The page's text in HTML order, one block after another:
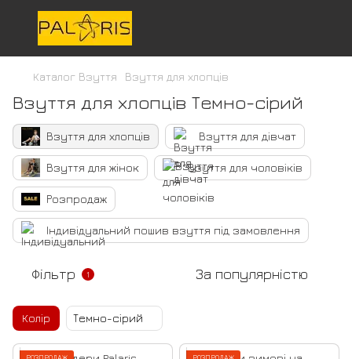
Каталог Взуття Взуття для хлопців
Взуття для хлопців Темно-сірий
Взуття для хлопців Взуття для дівчат
Взуття для жінок Взуття для чоловіків
Розпродаж
Індивідуальний пошив взуття під замовлення
Фільтр 1 За популярністю
Колір Темно-сірий